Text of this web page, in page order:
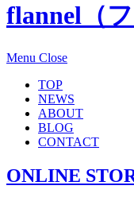
flannel（
Menu Close
TOP
NEWS
ABOUT
BLOG
CONTACT
ONLINE